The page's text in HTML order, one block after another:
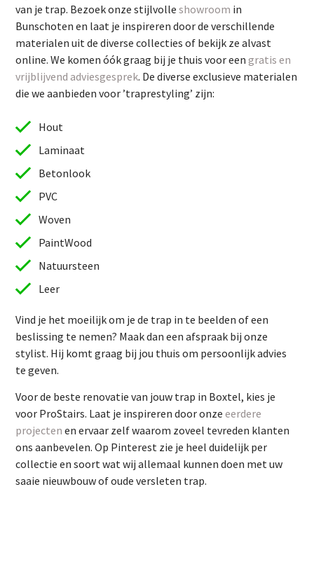
van je trap. Bezoek onze stijlvolleshowroom in
Bunschoten en laat je inspireren door de verschillende
materialen uit de diverse collecties of bekijk ze alvast
online. We komen óók graag bij je thuis voor eengratis en
vrijblijvend adviesgesprek. De diverse exclusieve materialen
die we aanbieden voor ’traprestyling’ zijn:
Hout
Laminaat
Betonlook
PVC
Woven
PaintWood
Natuursteen
Leer
Vind je het moeilijk om je de trap in te beelden of een
beslissing te nemen? Maak dan een afspraak bij onze
stylist. Hij komt graag bij jou thuis om persoonlijk advies
te geven.
Voor de beste renovatie van jouw trap in Boxtel, kies je
voor ProStairs. Laat je inspireren door onzeeerdere
projecten en ervaar zelf waarom zoveel tevreden klanten
ons aanbevelen. Op Pinterest zie je heel duidelijk per
collectie en soort wat wij allemaal kunnen doen met uw
saaie nieuwbouw of oude versleten trap.
beslissing te nemen? Maak dan een afspraak bij onze
stylist. Hij komt graag bij jou thuis om persoonlijk advies
te geven.
Voor de beste renovatie van jouw trap in Boxtel, kies je
voor ProStairs. Laat je inspireren door onze